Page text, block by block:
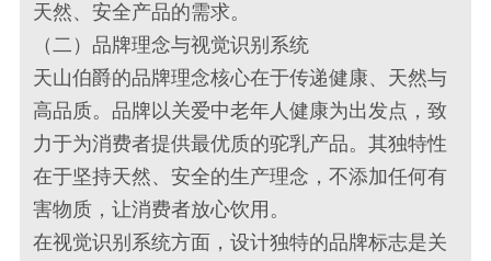
天然、安全产品的需求。
（二）品牌理念与视觉识别系统
天山伯爵的品牌理念核心在于传递健康、天然与
高品质。品牌以关爱中老年人健康为出发点，致
力于为消费者提供最优质的驼乳产品。其独特性
在于坚持天然、安全的生产理念，不添加任何有
害物质，让消费者放心饮用。
在视觉识别系统方面，设计独特的品牌标志是关